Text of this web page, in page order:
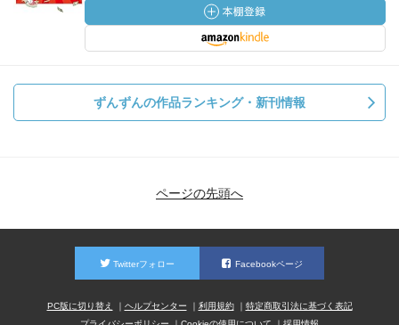
ずんずんの作品ランキング・新刊情報
ページの先頭へ
Twitterフォロー Facebookページ
PC版に切り替え ヘルプセンター 利用規約
特定商取引法に基づく表記